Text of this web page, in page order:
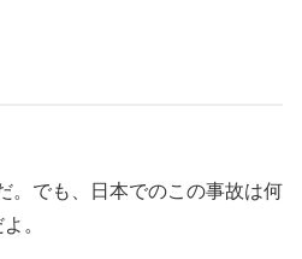
。でも、日本でのこの事故は何
。